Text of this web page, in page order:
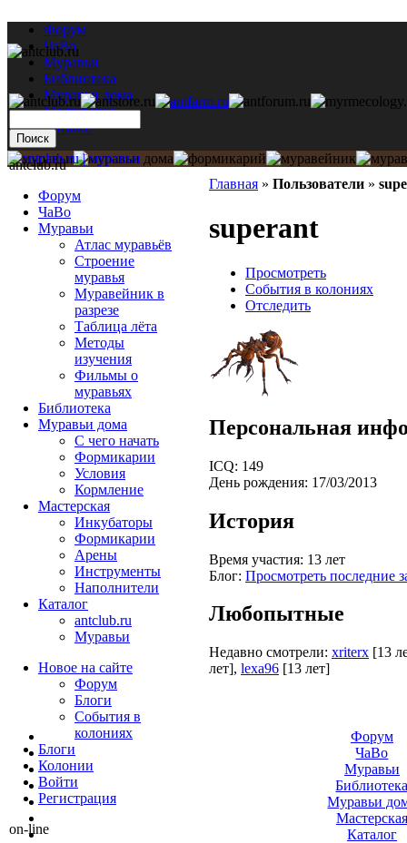
Форум
ЧаВо
Муравьи
Библиотека
Муравьи дома
Мастерская
Каталог
Главная » Пользователи »
superant
Просмотреть
События в колониях
Отследить
Персональная
ICQ: 149
День рождения: 17/03/2013
История
Время участия: 13 лет
Блог: Просмотреть последние
Любопытные
Недавно смотрели: xriterx [13
лет], lexa96 [13 лет]
antclub.ru
Форум
ЧаВо
Муравьи
Атлас муравьёв
Строение
муравья
Муравейник в
разрезе
Таблица лёта
Методы
изучения
Фильмы о
муравьях
Библиотека
Муравьи дома
С чего начать
Формикарии
Условия
Кормление
Мастерская
Инкубаторы
Формикарии
Арены
Инструменты
Наполнители
Каталог
antclub.ru
Муравьи
Новое на сайте
Форум
Блоги
События в
колониях
Блоги
Колонии
Войти
Peгиcтpaция
on-line
Форум
ЧаВо
Муравьи
Муравьи
Мастерская
Каталог